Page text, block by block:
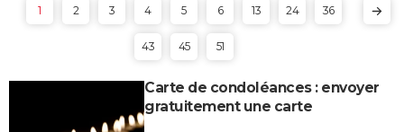
1 2 3 4 5 6 13 24 36
43 45 51
Carte de condoléances : envoyer
gratuitement une carte